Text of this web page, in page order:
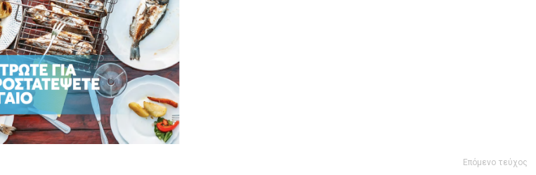
Επόμενο τεύχος